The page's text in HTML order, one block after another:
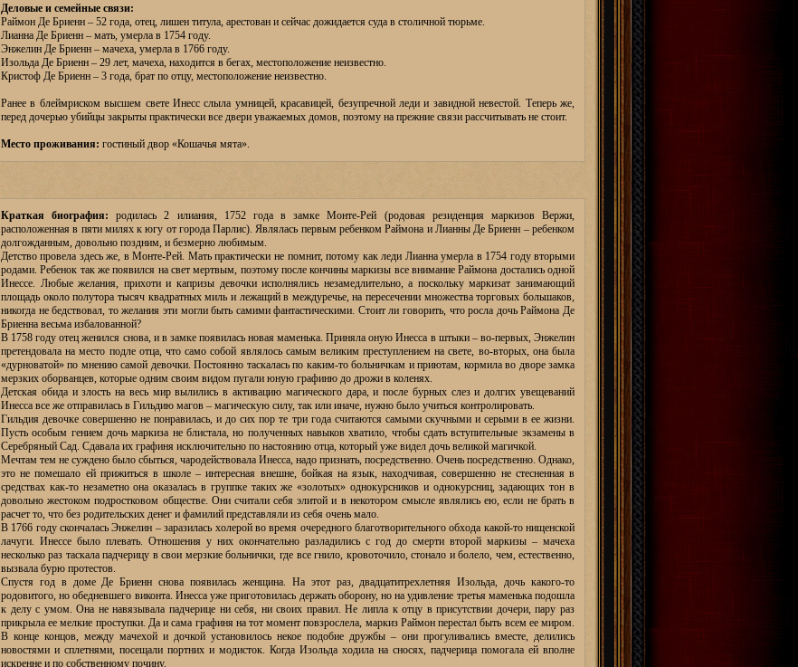
Деловые и семейные связи:
Раймон Де Бриенн – 52 года, отец, лишен титула, арестован и сейчас дожидается суда в столичной тюрьме.
Лианна Де Бриенн – мать, умерла в 1754 году.
Энжелин Де Бриенн – мачеха, умерла в 1766 году.
Изольда Де Бриенн – 29 лет, мачеха, находится в бегах, местоположение неизвестно.
Кристоф Де Бриенн – 3 года, брат по отцу, местоположение неизвестно.
Ранее в блеймриском высшем свете Инесс слыла умницей, красавицей, безупречной леди и завидной невестой. Теперь же,
перед дочерью убийцы закрыты практически все двери уважаемых домов, поэтому на прежние связи рассчитывать не стоит.
Место проживания: гостиный двор «Кошачья мята».
Краткая биография: родилась 2 илиания, 1752 года в замке Монте-Рей (родовая резиденция маркизов Вержи,
расположенная в пяти милях к югу от города Парлис). Являлась первым ребенком Раймона и Лианны Де Бриенн – ребенком
долгожданным, довольно поздним, и безмерно любимым.
Детство провела здесь же, в Монте-Рей. Мать практически не помнит, потому как леди Лианна умерла в 1754 году вторыми
родами. Ребенок так же появился на свет мертвым, поэтому после кончины маркизы все внимание Раймона достались одной
Инессе. Любые желания, прихоти и капризы девочки исполнялись незамедлительно, а поскольку маркизат занимающий
площадь около полутора тысяч квадратных миль и лежащий в междуречье, на пересечении множества торговых большаков,
никогда не бедствовал, то желания эти могли быть самими фантастическими. Стоит ли говорить, что росла дочь Раймона Де
Бриенна весьма избалованной?
В 1758 году отец женился снова, и в замке появилась новая маменька. Приняла оную Инесса в штыки – во-первых, Энжелин
претендовала на место подле отца, что само собой являлось самым великим преступлением на свете, во-вторых, она была
«дурноватой» по мнению самой девочки. Постоянно таскалась по каким-то больничкам и приютам, кормила во дворе замка
мерзких оборванцев, которые одним своим видом пугали юную графиню до дрожи в коленях.
Детская обида и злость на весь мир вылились в активацию магического дара, и после бурных слез и долгих увещеваний
Инесса все же отправилась в Гильдию магов – магическую силу, так или иначе, нужно было учиться контролировать.
Гильдия девочке совершенно не понравилась, и до сих пор те три года считаются самыми скучными и серыми в ее жизни.
Пусть особым гением дочь маркиза не блистала, но полученных навыков хватило, чтобы сдать вступительные экзамены в
Серебряный Сад. Сдавала их графиня исключительно по настоянию отца, который уже видел дочь великой магичкой.
Мечтам тем не суждено было сбыться, чародействовала Инесса, надо признать, посредственно. Очень посредственно. Однако,
это не помешало ей прижиться в школе – интересная внешне, бойкая на язык, находчивая, совершенно не стесненная в
средствах как-то незаметно она оказалась в группке таких же «золотых» однокурсников и однокурсниц, задающих тон в
довольно жестоком подростковом обществе. Они считали себя элитой и в некотором смысле являлись ею, если не брать в
расчет то, что без родительских денег и фамилий представляли из себя очень мало.
В 1766 году скончалась Энжелин – заразилась холерой во время очередного благотворительного обхода какой-то нищенской
лачуги. Инессе было плевать. Отношения у них окончательно разладились с год до смерти второй маркизы – мачеха
несколько раз таскала падчерицу в свои мерзкие больнички, где все гнило, кровоточило, стонало и болело, чем, естественно,
вызвала бурю протестов.
Спустя год в доме Де Бриенн снова появилась женщина. На этот раз, двадцатитрехлетняя Изольда, дочь какого-то
родовитого, но обедневшего виконта. Инесса уже приготовилась держать оборону, но на удивление третья маменька подошла
к делу с умом. Она не навязывала падчерице ни себя, ни своих правил. Не липла к отцу в присутствии дочери, пару раз
прикрыла ее мелкие проступки. Да и сама графиня на тот момент повзрослела, маркиз Раймон перестал быть всем ее миром.
В конце концов, между мачехой и дочкой установилось некое подобие дружбы – они прогуливались вместе, делились
новостями и сплетнями, посещали портних и модисток. Когда Изольда ходила на сносях, падчерица помогала ей вполне
искренне и по собственному почину.